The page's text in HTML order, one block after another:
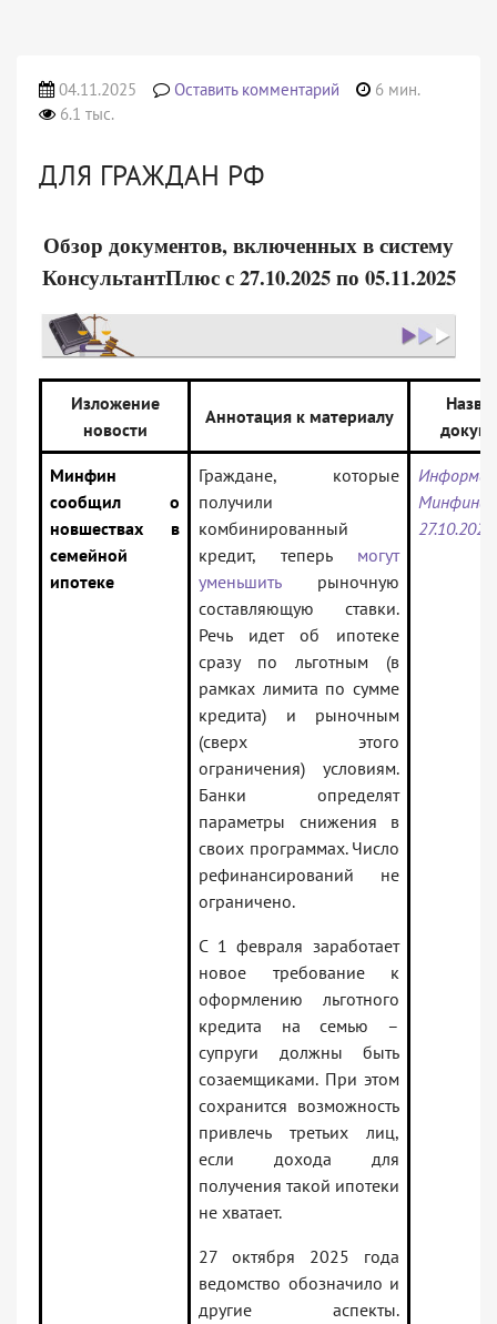
04.11.2025 Оставить комментарий
6 мин.
6.1 тыс.
ДЛЯ ГРАЖДАН РФ
Обзор документов, включенных в систему
КонсультантПлюс с 27.10.2025 по 05.11.2025
Изложение
новости
Аннотация к материалу
Минфин
сообщил о
новшествах в
семейной
ипотеке
Граждане, которые
получили
комбинированный
кредит, теперь могут
уменьшитьрыночную
составляющую ставки.
Речь идет об ипотеке
сразу по льготным (в
рамках лимита по сумме
кредита) и рыночным
(сверх этого
ограничения) условиям.
Банки определят
параметры снижения в
своих программах. Число
рефинансирований не
ограничено.
С 1 февраля заработает
новое требование к
оформлению льготного
кредита на семью –
супруги должны быть
созаемщиками. При этом
сохранится возможность
привлечь третьих лиц,
если дохода для
получения такой ипотеки
не хватает.
27 октября 2025 года
ведомство обозначило и
другие аспекты.
27.10.2025